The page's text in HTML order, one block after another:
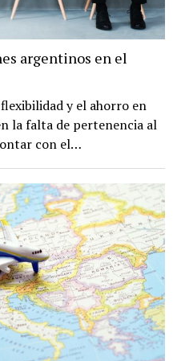
argentinos en el
y el ahorro en
la falta de pertenencia al
con el…